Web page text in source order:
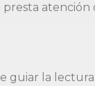
atención
guiar la lectura